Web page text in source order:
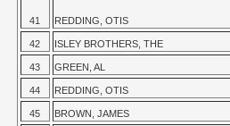
41 REDDING, OTIS
42 ISLEY BROTHERS, THE
43 GREEN, AL
44 REDDING, OTIS
45 BROWN, JAMES